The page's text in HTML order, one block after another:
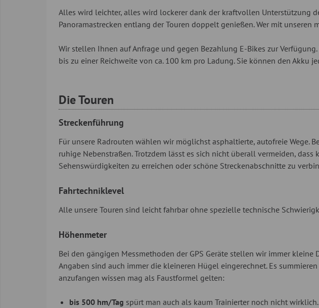
Alles wird leichter, alles wird lockerer dank der kraftvollen Unterstützung
Panoramastrecken entlang der Touren doppelt genießen. Wer mit unseren
Wir stellen Ihnen auf Anfrage und gegen Bezahlung E-Bikes zur
bis zu einer Reichweite von ca. 100 km pro Ladung. Sie können den Akku
Die Touren
Streckenführung
Für unsere Radrouten wählen wir möglichst asphaltierte, autofreie Wege.
ruhige Nebenstraßen. Trotzdem lässt es sich nicht überall vermeiden,
Sehenswürdigkeiten zu erreichen oder schöne Streckenabschnitte zu
Fahrtechniklevel
Alle unsere Touren sind leicht fahrbar ohne spezielle technische
Höhenmeter
Bei den gängigen Messmethoden der GPS Geräte stellen wir immer
Angaben sind auch immer die kleineren Hügel eingerechnet. Es
anzufangen wissen mag als Faustformel gelten:
bis 500 hm/Tag spürt man auch als kaum Trainierter noch nicht wirklich.